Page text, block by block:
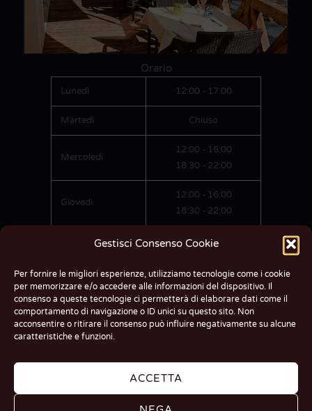
Gestisci Consenso Cookie
Per fornire le migliori esperienze, utilizziamo tecnologie come i cookie
per memorizzare e/o accedere alle informazioni del dispositivo. Il
consenso a queste tecnologie ci permetterà di elaborare dati come il
comportamento di navigazione o ID unici su questo sito. Non
acconsentire o ritirare il consenso può influire negativamente su alcune
caratteristiche e funzioni.
ACCETTA
Orario
Lunedì 12:00 - 17:00
Martedì Chiuso
Mercoledì
12:00 - 16:00
18:30 - 22:00
Giovedì
12:00 - 16:00
18:30 - 22:00
12:00 - 16:00
Sabato
12:00 - 16:00
18:30 - 22:00
Domenica
12:00 - 16:00